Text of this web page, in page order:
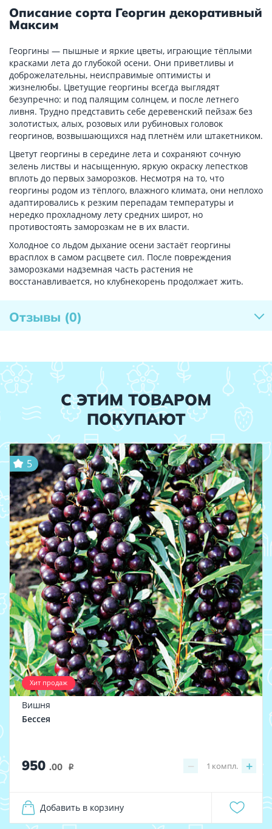
Описание сорта Георгин декоративный
Максим
Георгины — пышные и яркие цветы, играющие тёплыми
красками лета до глубокой осени. Они приветливы и
доброжелательны, неисправимые оптимисты и
жизнелюбы. Цветущие георгины всегда выглядят
безупречно: и под палящим солнцем, и после летнего
ливня. Трудно представить себе деревенский пейзаж без
золотистых, алых, розовых или рубиновых головок
георгинов, возвышающихся над плетнём или штакетником.
Цветут георгины в середине лета и сохраняют сочную
зелень листвы и насыщенную, яркую окраску лепестков
вплоть до первых заморозков. Несмотря на то, что
георгины родом из тёплого, влажного климата, они неплохо
адаптировались к резким перепадам температуры и
нередко прохладному лету средних широт, но
противостоять заморозкам не в их власти.
Холодное со льдом дыхание осени застаёт георгины
врасплох в самом расцвете сил. После повреждения
заморозками надземная часть растения не
восстанавливается, но клубнекорень продолжает жить.
Отзывы (0)
С ЭТИМ ТОВАРОМ
ПОКУПАЮТ
Хит продаж
5
Вишня
Бессея
950 .00 i − +
1 компл.
Добавить в корзину